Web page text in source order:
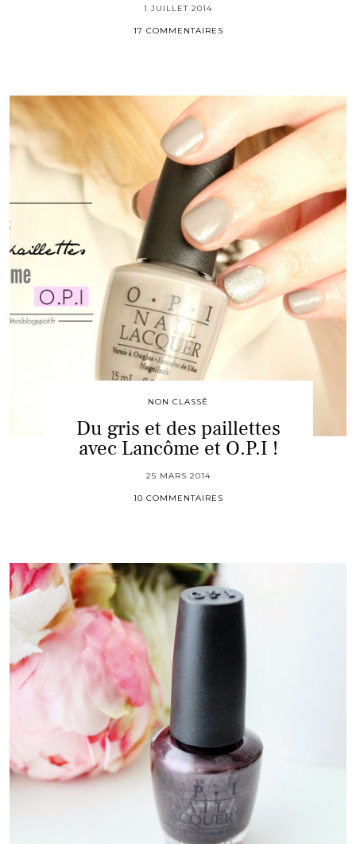
1 JUILLET 2014
17 COMMENTAIRES
NON CLASSÉ
Du gris et des paillettes
avec Lancôme et O.P.I !
25 MARS 2014
10 COMMENTAIRES